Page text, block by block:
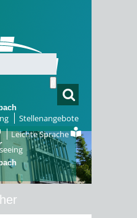
Stellenangebote
Leichte Sprache